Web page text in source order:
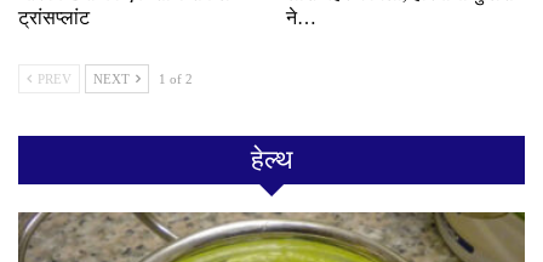
ट्रांसप्लांट
ने…
PREV NEXT 1 of 2
हेल्थ